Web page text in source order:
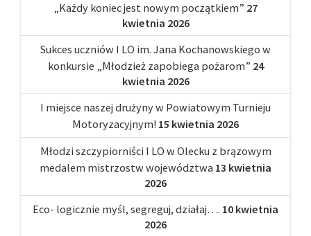
„Każdy koniec jest nowym początkiem” 27
kwietnia 2026
Sukces uczniów I LO im. Jana Kochanowskiego w
konkursie „Młodzież zapobiega pożarom” 24
kwietnia 2026
I miejsce naszej drużyny w Powiatowym Turnieju
Motoryzacyjnym! 15 kwietnia 2026
Młodzi szczypiorniści I LO w Olecku z brązowym
medalem mistrzostw województwa 13 kwietnia
2026
Eco- logicznie myśl, segreguj, działaj…. 10 kwietnia
2026